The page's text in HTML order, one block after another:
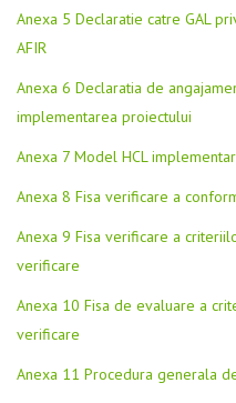
Anexa 5 Declaratie catre GAL
AFIR
Anexa 6 Declaratia de
implementarea proiectului
Anexa 7 Model HCL
Anexa 8 Fisa verificare a
Anexa 9 Fisa verificare a
verificare
Anexa 10 Fisa de evaluare a
verificare
Anexa 11 Procedura generala